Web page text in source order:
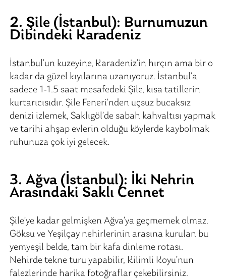
2. Şile (İstanbul): Burnumuzun
Dibindeki Karadeniz
İstanbul’un kuzeyine, Karadeniz’in hırçın ama bir o
kadar da güzel kıyılarına uzanıyoruz. İstanbul’a
sadece 1-1.5 saat mesafedeki Şile, kısa tatillerin
kurtarıcısıdır. Şile Feneri’nden uçsuz bucaksız
denizi izlemek, Saklıgöl’de sabah kahvaltısı yapmak
ve tarihi ahşap evlerin olduğu köylerde kaybolmak
ruhunuza çok iyi gelecek.
3. Ağva (İstanbul): İki Nehrin
Arasındaki Saklı Cennet
Şile’ye kadar gelmişken Ağva’ya geçmemek olmaz.
Göksu ve Yeşilçay nehirlerinin arasına kurulan bu
yemyeşil belde, tam bir kafa dinleme rotası.
Nehirde tekne turu yapabilir, Kilimli Koyu’nun
falezlerinde harika fotoğraflar çekebilirsiniz.